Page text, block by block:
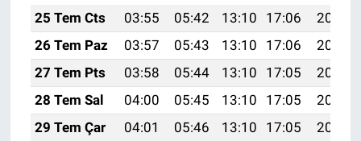
25 Tem Cts
03:55 05:42 13:10 17:06
20:29
26 Tem Paz
03:57 05:43 13:10 17:06
20:28
27 Tem Pts
03:58 05:44 13:10 17:05
20:27
28 Tem Sal
04:00 05:45 13:10 17:05
20:26
29 Tem Çar
04:01 05:46 13:10 17:05
20:25